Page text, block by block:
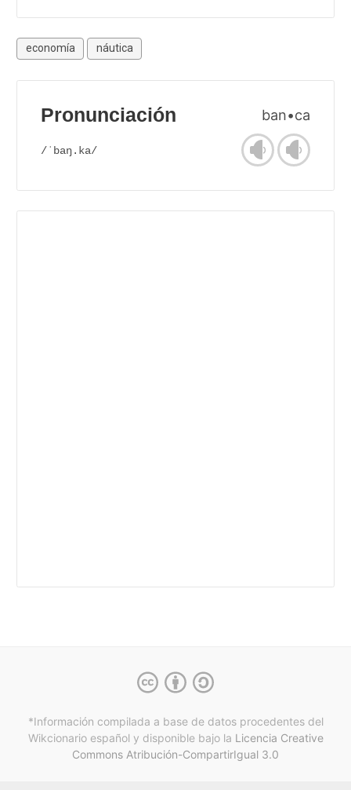
economía náutica
Pronunciación ban•ca
/ˈbaŋ.ka/
*Información compilada a base de datos procedentes del
Wikcionario español y disponible bajo la Licencia Creative
Commons Atribución-CompartirIgual 3.0